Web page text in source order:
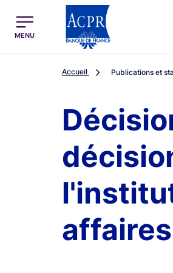
ACPR Menu Principal (French)
MENU
Accueil Publications et